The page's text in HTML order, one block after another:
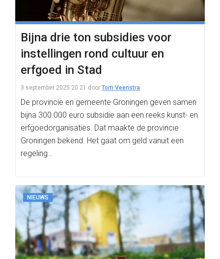
Bijna drie ton subsidies voor
instellingen rond cultuur en
erfgoed in Stad
3 september 2025 20:21 door Tom Veenstra
De provincie en gemeente Groningen geven samen
bijna 300.000 euro subsidie aan een reeks kunst- en
erfgoedorganisaties. Dat maakte de provincie
Groningen bekend. Het gaat om geld vanuit een
regeling…
NIEUWS